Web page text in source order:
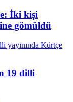
İki kişi
gömüldü
19 dilli